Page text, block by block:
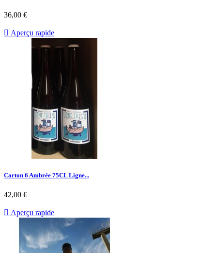
36,00 €
 Aperçu rapide
Carton 6 Ambrée 75CL Ligne...
42,00 €
 Aperçu rapide